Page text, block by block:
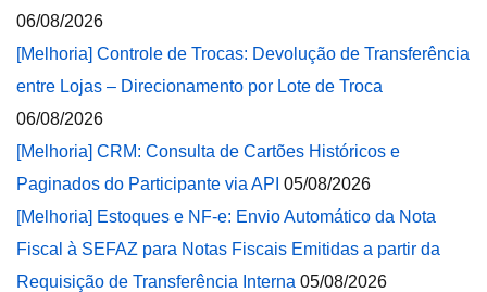
06/08/2026
[Melhoria] Controle de Trocas: Devolução de Transferência
entre Lojas – Direcionamento por Lote de Troca
06/08/2026
[Melhoria] CRM: Consulta de Cartões Históricos e
Paginados do Participante via API 05/08/2026
[Melhoria] Estoques e NF-e: Envio Automático da Nota
Fiscal à SEFAZ para Notas Fiscais Emitidas a partir da
Requisição de Transferência Interna 05/08/2026